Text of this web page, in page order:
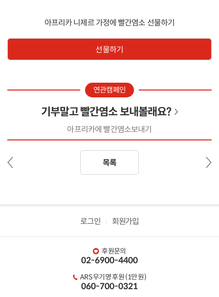
아프리카 니제르 가정에 빨간염소 선물하기
선물하기
연관캠페인
기부말고 빨간염소 보내볼래요?
아프리카에 빨간염소보내기
목록
로그인 회원가입
후원문의
02-6900-4400
ARS 무기명 후원 (1만 원)
060-700-0321